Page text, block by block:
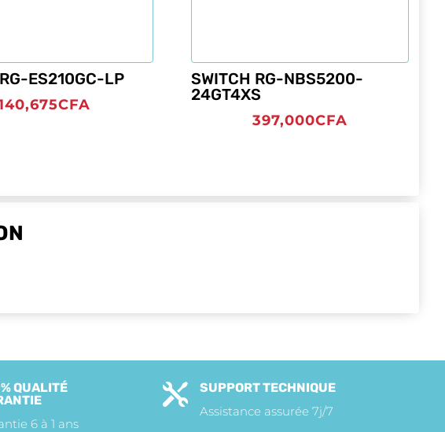
ES210GC-LP
CFA
SWITCH RG-NBS5200-
24GT4XS
397,000CFA
QUALITÉ
6 à 1 ans

SUPPORT TECHNIQUE
Assistance assurée 7j/7